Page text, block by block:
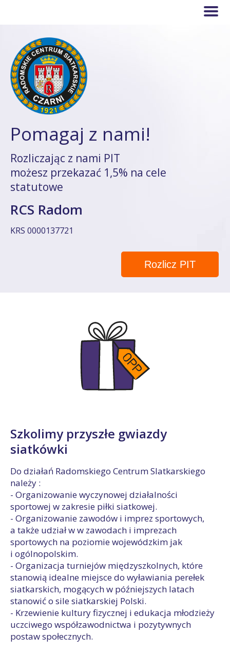
Pomagaj z nami!
Rozliczając z nami PIT
możesz przekazać 1,5% na cele
statutowe
RCS Radom
KRS 0000137721
Rozlicz PIT
Szkolimy przyszłe gwiazdy
siatkówki
Do działań Radomskiego Centrum SIatkarskiego
należy :
- Organizowanie wyczynowej działalności
sportowej w zakresie piłki siatkowej.
- Organizowanie zawodów i imprez sportowych,
a także udział w w zawodach i imprezach
sportowych na poziomie wojewódzkim jak
i ogólnopolskim.
- Organizacja turniejów międzyszkolnych, które
stanowią idealne miejsce do wyławiania perełek
siatkarskich, mogących w późniejszych latach
stanowić o sile siatkarskiej Polski.
- Krzewienie kultury fizycznej i edukacja młodzieży
uczciwego współzawodnictwa i pozytywnych
postaw społecznych.